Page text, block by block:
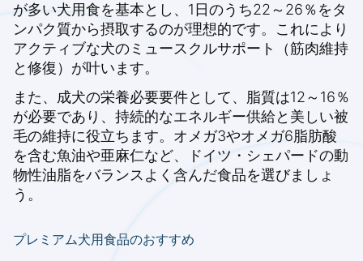
が多い犬用食を基本とし、1日のうち22～26％をタ
ンパク質から摂取するのが理想的です。これにより
アクティブな犬のミュースクルサポート（筋肉維持
と修復）が叶います。
また、成犬の栄養必要要件として、脂質は12～16％
が必要であり、持続的なエネルギー供給と美しい被
毛の維持に役立ちます。オメガ3やオメガ6脂肪酸
を含む魚油や亜麻仁など、ドイツ・シェパードの動
物性油脂をバランスよく含んだ食品を選びましょ
う。
プレミアム犬用食品のおすすめ